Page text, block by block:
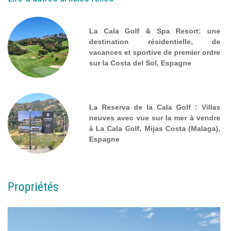
La Cala Golf & Spa Resort: une
destination résidentielle, de
vacances et sportive de premier ordre
sur la Costa del Sol, Espagne
La Reserva de la Cala Golf : Villas
neuves avec vue sur la mer à vendre
à La Cala Golf, Mijas Costa (Malaga),
Espagne
Propriétés